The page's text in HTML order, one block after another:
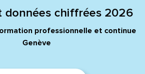
données chiffrées 2026
professionnelle et continue
Genève